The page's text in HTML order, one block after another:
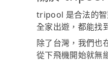
tripool 是合法的智
全家出遊，都能找
除了台灣，我們也
從下飛機開始就無